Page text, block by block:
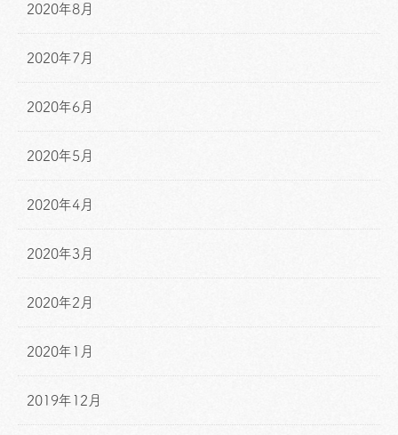
2020年8月
2020年7月
2020年6月
2020年5月
2020年4月
2020年3月
2020年2月
2020年1月
2019年12月